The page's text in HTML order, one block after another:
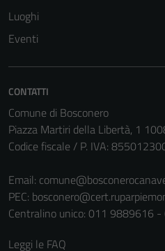
Luoghi
Eventi
CONTATTI
Comune di Bosconero
Piazza Martiri della Libertà, 1
Codice fiscale / P. IVA:
Email:
PEC:
Centralino unico: 011 9889616
Leggi le FAQ